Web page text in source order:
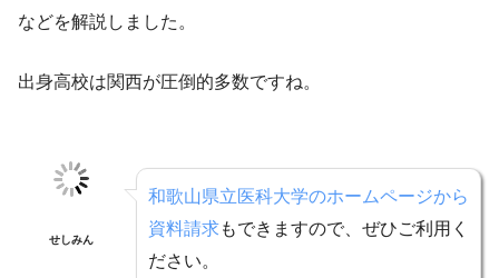
などを解説しました。
出身高校は関西が圧倒的多数ですね。
せしみん
和歌山県立医科大学のホームページから
資料請求もできますので、ぜひご利用く
ださい。